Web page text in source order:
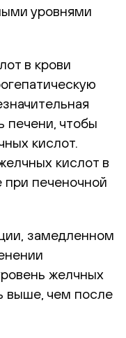
уровнями
в крови
печени, чтобы
кислот.
кислот в
при печеночной
замедленном
желчных
выше, чем после